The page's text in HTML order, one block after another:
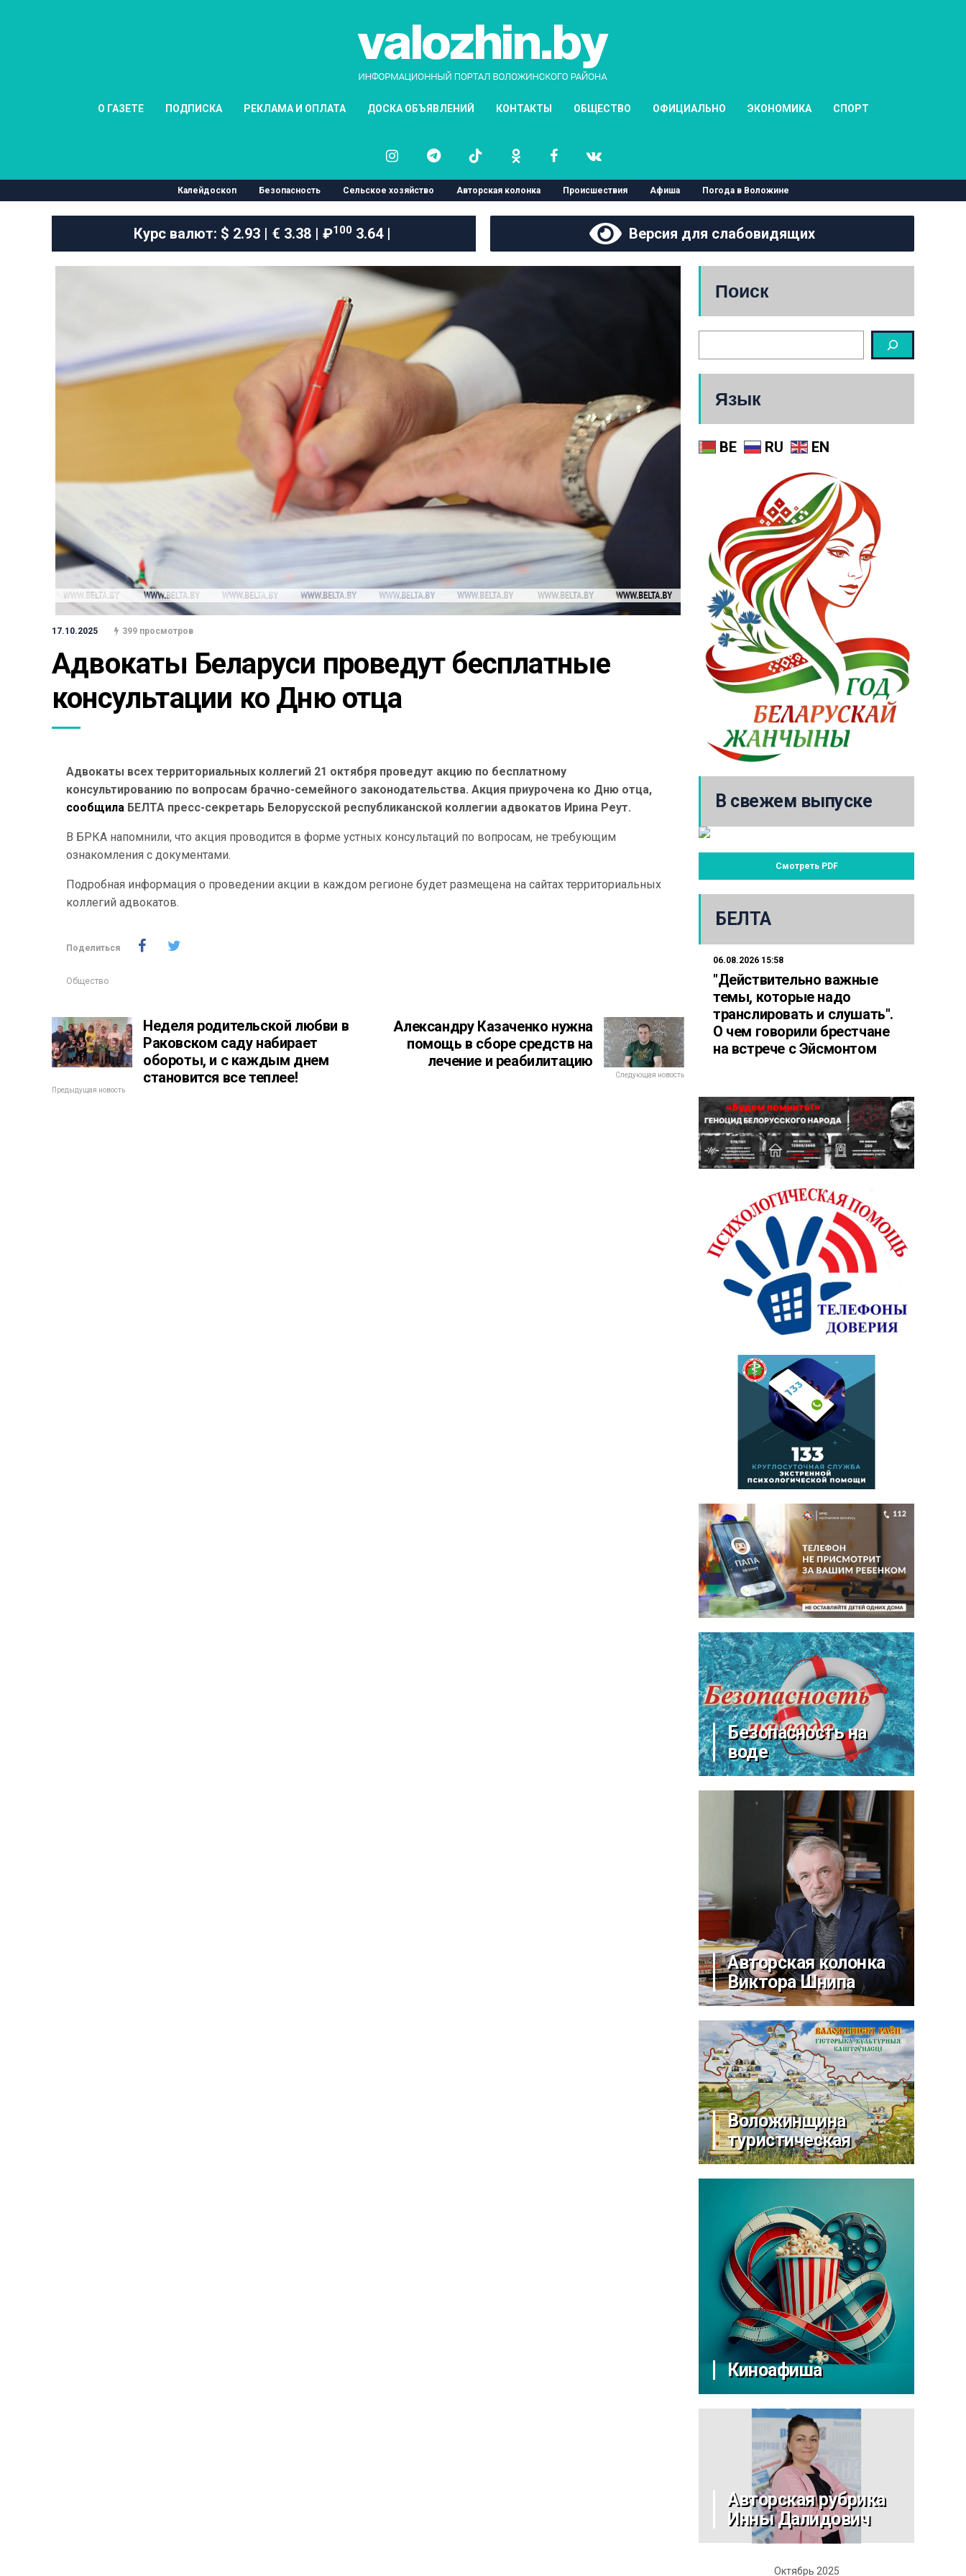
О ГАЗЕТЕ ПОДПИСКА РЕКЛАМА И ОПЛАТА ДОСКА ОБЪЯВЛЕНИЙ КОНТАКТЫ ОБЩЕСТВО ОФИЦИАЛЬНО ЭКОНОМИКА СПОРТ
Калейдоскоп Безопасность Сельское хозяйство Авторская колонка Происшествия Афиша Погода в Воложине
Курс валют: $ 2.93 | € 3.38 | ₽1003.64 | Версия для слабовидящих
17.10.2025 399 просмотров
Адвокаты Беларуси проведут бесплатные
консультации ко Дню отца
Адвокаты всех территориальных коллегий 21 октября проведут акцию по бесплатному
консультированию по вопросам брачно-семейного законодательства. Акция приурочена ко Дню отца,
сообщила БЕЛТА пресс-секретарь Белорусской республиканской коллегии адвокатов Ирина Реут.
В БРКА напомнили, что акция проводится в форме устных консультаций по вопросам, не требующим
ознакомления с документами.
Подробная информация о проведении акции в каждом регионе будет размещена на сайтах территориальных
коллегий адвокатов.
Поделиться
Общество
Неделя родительской любви в
Раковском саду набирает
обороты, и с каждым днем
становится все теплее!
Предыдущая новость
Александру Казаченко нужна
помощь в сборе средств на
лечение и реабилитацию
Следующая новость
Поиск
Язык
BE RU EN
В свежем выпуске
Смотреть PDF
БЕЛТА
06.08.2026 15:58
"Действительно важные
темы, которые надо
транслировать и слушать".
О чем говорили брестчане
на встрече с Эйсмонтом
Безопасность на
воде
Авторская колонка
Виктора Шнипа
Воложинщина
туристическая
Киноафиша
Авторская рубрика
Инны Далидович
Октябрь 2025